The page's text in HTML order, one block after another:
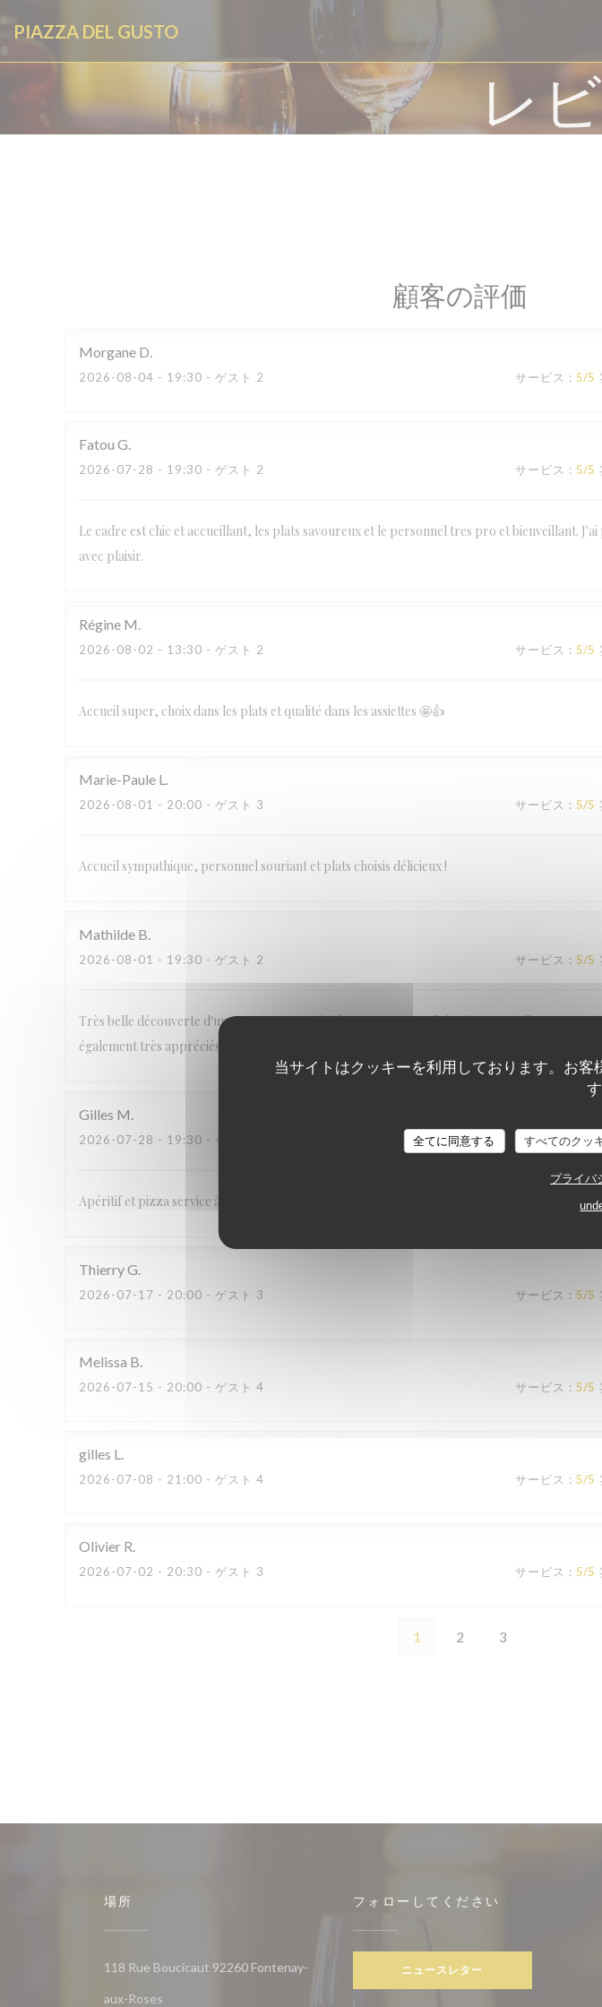
当サイトはクッキーを利用しております。お
す
全てに同意する すべてのクッ
プライバ
PIAZZA DEL GUSTO
レ
顧客の評価
Morgane D
2026-08-04 - 19:30 - ゲスト 2 サービス : 5/5
Fatou G
2026-07-28 - 19:30 - ゲスト 2 サービス : 5/5
Le cadre est chic et accueillant, les plats savoureux et le personnel tres pro et bienveillant.
avec plaisir.
Régine M
2026-08-02 - 13:30 - ゲスト 2 サービス : 5/5
Accueil super, choix dans les plats et qualité dans les assiettes 🤩👍
Marie-Paule L
2026-08-01 - 20:00 - ゲスト 3 サービス : 5/5
Accueil sympathique, personnel souriant et plats choisis délicieux !
Mathilde B
2026-08-01 - 19:30 - ゲスト 2 サービス : 5/5
Très belle découverte d'un restaurant convivial. Le rapport qualité/prix est excellent. Le
également très appréciés.
Gilles M
2026-07-28 - 19:30 - ゲスト 2 サービス: 3 /5
Apéritif et pizza service à 4 mn d'intervalle, eau en carafe goût de javel et pas fraîche !!!
ThierryG
2026-07-17 - 20:00 - ゲスト 3 サービス : 5/5
Melissa B
2026-07-15 - 20:00 - ゲスト 4 サービス : 5/5
gilles L
2026-07-08 - 21:00 - ゲスト 4 サービス : 5/5
Olivier R
2026-07-02 - 20:30 - ゲスト 3 サービス : 5/5
1 2 3
場所
118 Rue Boucicaut 92260 Fontenay-
aux-Roses((新しいウィンドウで開きます))
フォローしてください
ニュースレター
PIAZZA